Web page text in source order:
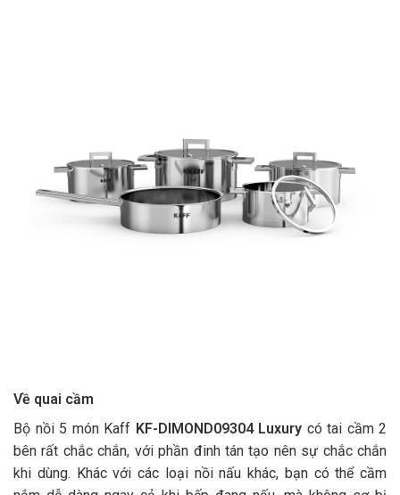
Về quai cầm
Bộ nồi 5 món Kaff KF-DIMOND09304 Luxury có tai cầm 2
bên rất chắc chắn, với phần đinh tán tạo nên sự chắc chắn
khi dùng. Khác với các loại nồi nấu khác, bạn có thể cầm